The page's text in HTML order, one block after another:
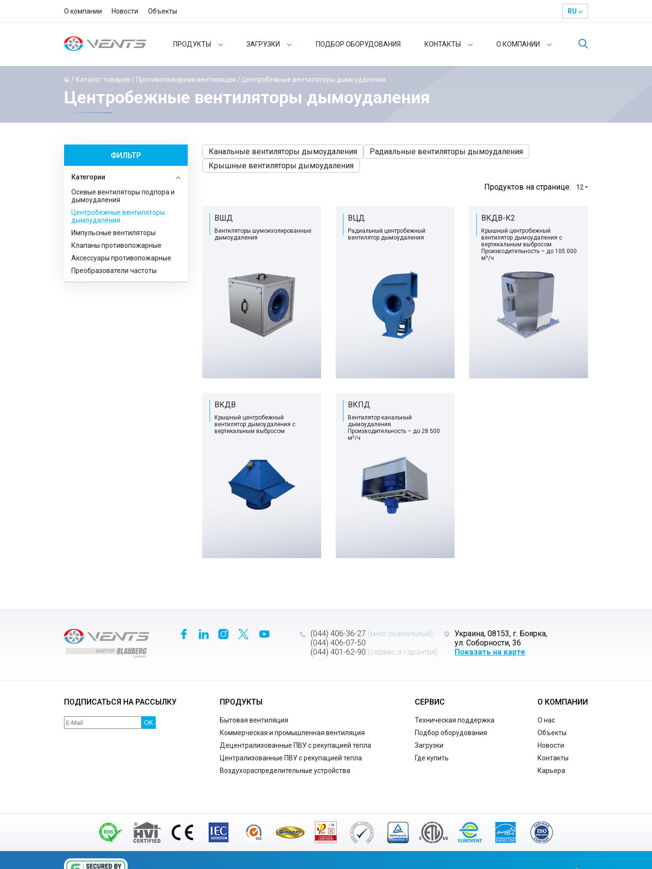
ПРОДУКТЫ ЗАГРУЗКИ ПОДБОР ОБОРУДОВАНИЯ КОНТАКТЫ О КОМПАНИИ
RU
О компании Новости Объекты
/ Каталог товаров / Противопожарная вентиляция / Центробежные вентиляторы дымоудаления
Центробежные вентиляторы дымоудаления
ФИЛЬТР
Категории
Осевые вентиляторы подпора и
дымоудаления
Центробежные вентиляторы
дымоудаления
Импульсные вентиляторы
Клапаны противопожарные
Аксессуары противопожарные
Преобразователи частоты
Канальные вентиляторы дымоудаления
Радиальные вентиляторы дымоудаления
Крышные вентиляторы дымоудаления
Продуктов на странице: 12
ВШД
Вентиляторы шумоизолированные
дымоудаления
ВЦД
Радиальный центробежный
вентилятор дымоудаления
ВКДВ-К2
Крышный центробежный
вентилятор дымоудаления с
вертикальным выбросом.
Производительность – до 105 000
м³/ч
ВКДВ
Крышный центробежный
вентилятор дымоудаления с
вертикальным выбросом
ВКПД
Вентилятор канальный
дымоудаления.
Производительность – до 28 500
м³/ч
(044) 406-36-27 (многоканальный)
(044) 406-07-50
(044) 401-62-90 (сервис и гарантия)
Украина, 08153, г. Боярка,
ул. Соборности, 36
Показать на карте
ПОДПИСАТЬСЯ НА РАССЫЛКУ
OK
ПРОДУКТЫ
Бытовая вентиляция
Коммерческая и промышленная вентиляция
Децентрализованные ПВУ с рекупацией тепла
Централизованные ПВУ с рекупацией тепла
Воздухораспределительные устройства
СЕРВИС
Техническая поддержка
Подбор оборудования
Загрузки
Где купить
О КОМПАНИИ
О нас
Объекты
Новости
Контакты
Карьера